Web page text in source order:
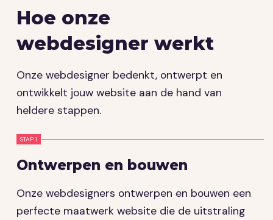
Hoe onze
webdesigner werkt
Onze webdesigner bedenkt, ontwerpt en
ontwikkelt jouw website aan de hand van
heldere stappen.
STAP 1
Ontwerpen en bouwen
Onze webdesigners ontwerpen en bouwen een
perfecte maatwerk website die de uitstraling